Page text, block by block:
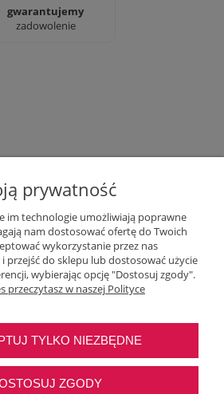
gwarantujemy
zadowolenie
Moje konto
pytania
prywatność
im technologie umożliwiają poprawne
nam dostosować ofertę do Twoich
wykorzystanie przez nas
przejść do sklepu lub dostosować użycie
wybierając opcję "Dostosuj zgody".
przeczytasz w naszej Polityce
TYLKO NIEZBĘDNE
ZGODY